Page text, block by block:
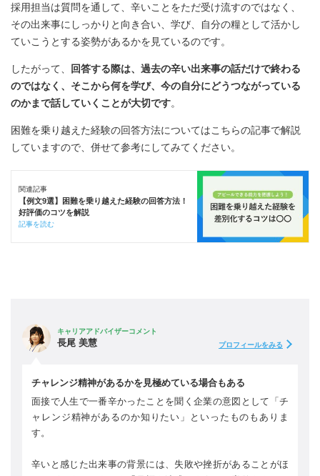
採用担当は質問を通して、辛いことをただ受け流すのではなく、
その出来事にしっかりと向き合い、学び、自分の糧として活かし
ていこうとする姿勢があるかを見ているのです。
したがって、
回答する際は、過去の辛い出来事の話だけで終わる
のではなく、そこから何を学び、今の自分にどうつながっている
のかまで話していくことが大切です。
困難を乗り越えた経験の回答方法についてはこちらの記事で解説
していますので、併せて参考にしてみてください。
関連記事
【例文9選】困難を乗り越えた経験の回答方法！
好評価のコツを解説
記事を読む
キャリアアドバイザーコメント
長尾 美慧 プロフィールをみる
チャレンジ精神があるかを見極めている場合もある
面接で人生で一番辛かったことを聞く企業の意図として「チ
ャレンジ精神があるのか知りたい」といったものもありま
す。
辛いと感じた出来事の背景には、失敗や挫折があることがほ